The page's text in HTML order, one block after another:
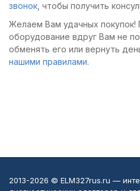
звонок , чтобы получить
Желаем Вам удачных покупок!
оборудование вдруг Вам не
обменять его или вернуть
нашими правилами.
2013-2026 © ELM327rus.ru —